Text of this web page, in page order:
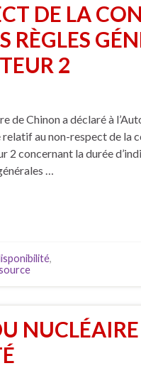
DE LA
RÈGLES
2
de Chinon a déclaré à
au non-respect de la
2 concernant la durée
…
,
NUCLÉAIRE